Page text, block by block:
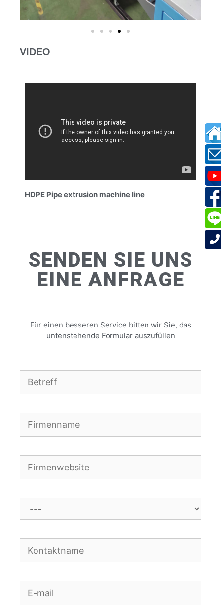
VIDEO
HDPE Pipe extrusion machine line
SENDEN SIE UNS
EINE ANFRAGE
Für einen besseren Service bitten wir Sie, das
untenstehende Formular auszufüllen